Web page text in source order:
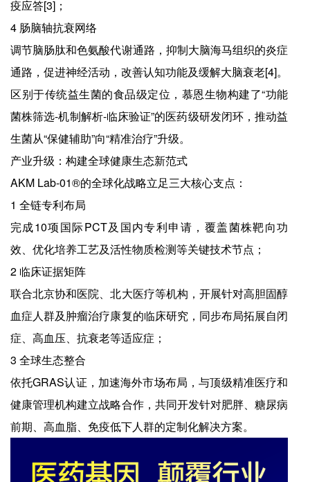
疫应答[3]；
4 肠脑轴抗衰网络
调节脑肠肽和色氨酸代谢通路，抑制大脑海马组织的炎症
通路，促进神经活动，改善认知功能及缓解大脑衰老[4]。
区别于传统益生菌的食品级定位，慕恩生物构建了“功能
菌株筛选-机制解析-临床验证”的医药级研发闭环，推动益
生菌从“保健辅助”向“精准治疗”升级。
产业升级：构建全球健康生态新范式
AKM Lab-01®的全球化战略立足三大核心支点：
1 全链专利布局
完成10项国际PCT及国内专利申请，覆盖菌株靶向功
效、优化培养工艺及活性物质检测等关键技术节点；
2 临床证据矩阵
联合北京协和医院、北大医疗等机构，开展针对高胆固醇
血症人群及肿瘤治疗康复的临床研究，同步布局拓展自闭
症、高血压、抗衰老等适应症；
3 全球生态整合
依托GRAS认证，加速海外市场布局，与顶级精准医疗和
健康管理机构建立战略合作，共同开发针对肥胖、糖尿病
前期、高血脂、免疫低下人群的定制化解决方案。